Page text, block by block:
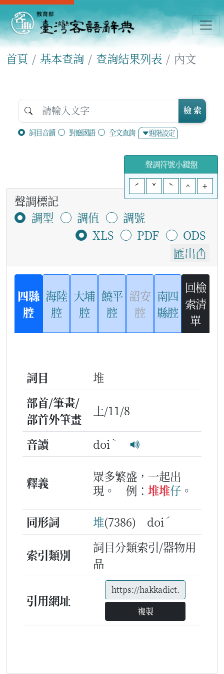
首頁 基本查詢 查詢結果列表 內文
詞目音讀 對應國語 全文查詢 進階設定
檢 索
聲調符號小鍵盤
ˊ
ˇ ˋ ^ +
聲調標記
調型
調值
調號
XLS
PDF
ODS
匯出
四縣
腔
海陸
腔
大埔
腔
饒平
腔
詔安
腔
南四
縣腔
回檢
索清
單
詞目
堆
部首/筆畫/
部首外筆畫
土/11/8
音讀 doi ˋ
釋義
眾多繁盛，一起出
現。
例： 堆堆仔 。
同形詞
堆(7386) doi ˊ
索引類別
詞目分類索引/器物用
品
引用網址
複製